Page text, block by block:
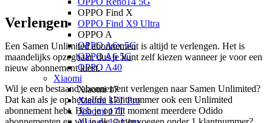
OPPO Find X
OPPO Find X9 Ultra
OPPO A
OPPO A6x 5G
OPPO A6 5G
OPPO A40
Xiaomi
Xiaomi 17
Xiaomi 17T Pro
Xiaomi 17T
Verlengen
Een Samen Unlimited abonnement is altijd te verlengen. Het is
maandelijks opzegbaar, dus je kunt zelf kiezen wanneer je voor een
nieuw abonnement kiest.
Wil je een bestaand abonnement verlengen naar Samen Unlimited?
Dat kan als je op hetzelfde klantnummer ook een Unlimited
abonnement hebt. Heb je op dit moment meerdere Odido